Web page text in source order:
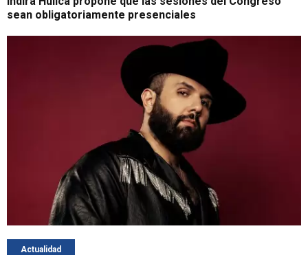
sean obligatoriamente presenciales
Actualidad